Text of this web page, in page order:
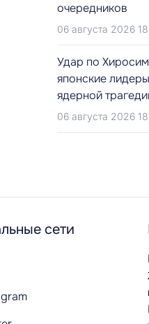
очередников
06 августа 2026
Удар по
японские
ядерной
06 августа 2026
сети